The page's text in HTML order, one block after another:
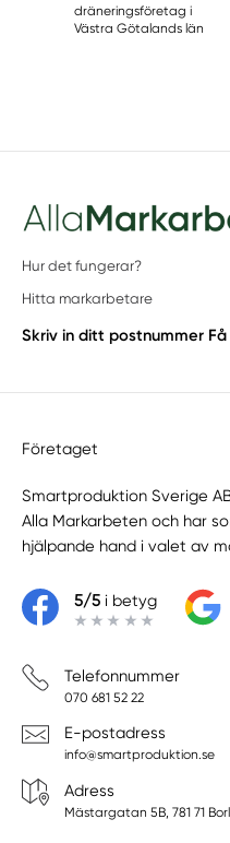
dräneringsföretag i
Västra Götalands län
Hur det fungerar?
Hitta markarbetare
Skriv in ditt postnummer
Företaget
Smartproduktion Sverige
Alla Markarbeten och har
hjälpande hand i valet av
5/5i betyg
Telefonnummer
070 681 52 22
E-postadress
info@smartproduktion.se
Adress
Mästargatan 5B, 781 71